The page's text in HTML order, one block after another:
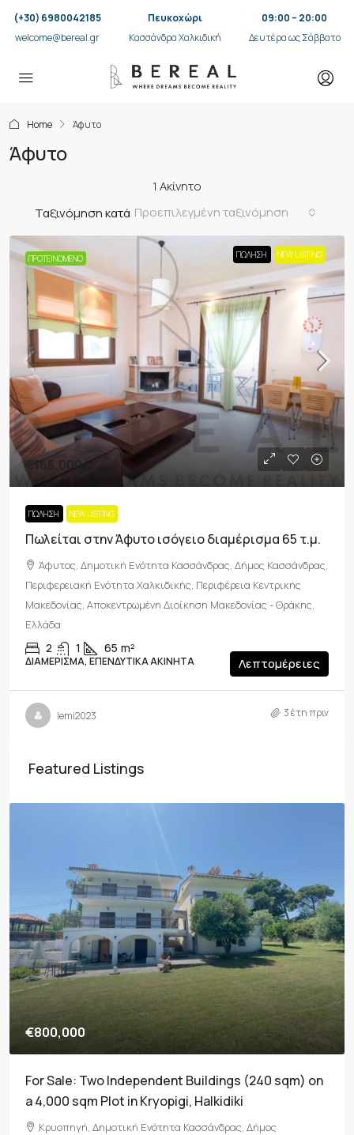
(+30) 6980042185
welcome@bereal.gr
Πευκοχώρι
Κασσάνδρα Χαλκιδική
09:00 – 20:00
Δευτέρα ως Σάββατο
Home Άφυτο
Άφυτο
1 Ακίνητο
Ταξινόμηση κατά Προεπιλεγμένη ταξινόμηση
ΠΡΟΤΕΙΝΌΜΕΝΟ ΠΏΛΗΣΗ NEW LISTING
€165,000
ΠΏΛΗΣΗ NEW LISTING
Πωλείται στην Άφυτο ισόγειο διαμέρισμα 65 τ.μ.
Άφυτος, Δημοτική Ενότητα Κασσάνδρας, Δήμος Κασσάνδρας,
Περιφερειακή Ενότητα Χαλκιδικής, Περιφέρεια Κεντρικής
Μακεδονίας, Αποκεντρωμένη Διοίκηση Μακεδονίας - Θράκης,
Ελλάδα
2 1 65 m²
ΔΙΑΜΈΡΙΣΜΑ, ΕΠΕΝΔΥΤΙΚΆ ΑΚΊΝΗΤΑ Λεπτομέρειες
lemi2023 3 έτη πριν
Featured Listings
€800,000
For Sale: Two Independent Buildings (240 sqm) on
a 4,000 sqm Plot in Kryopigi, Halkidiki
Κρυοπηγή, Δημοτική Ενότητα Κασσάνδρας, Δήμος